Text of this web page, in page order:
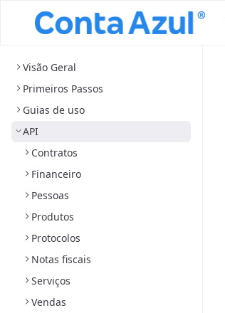
Visão Geral
Primeiros Passos
Guias de uso
API
Contratos
Financeiro
Pessoas
Produtos
Protocolos
Notas fiscais
Serviços
Vendas